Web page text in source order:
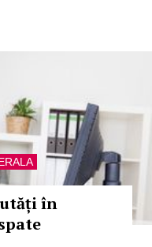
în